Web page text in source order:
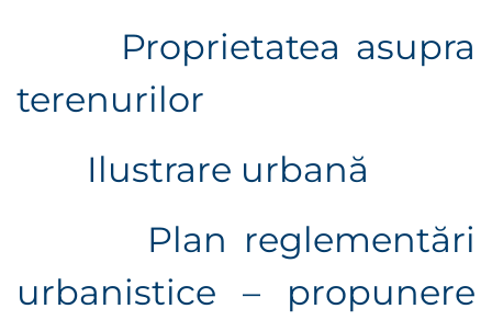
Proprietatea asupra
terenurilor
Ilustrare urbană
Plan reglementări
urbanistice – propunere